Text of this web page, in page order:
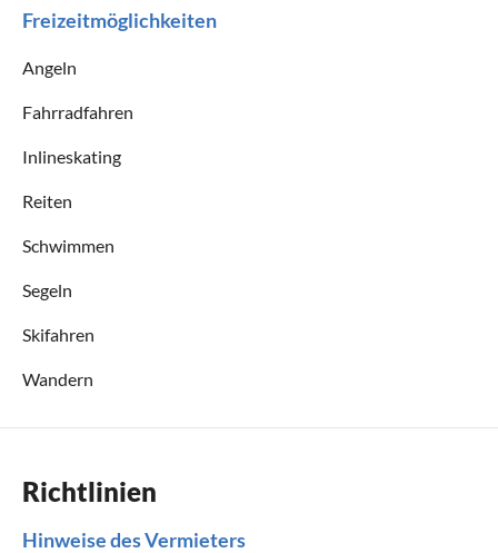
Freizeitmöglichkeiten
Angeln
Fahrradfahren
Inlineskating
Reiten
Schwimmen
Segeln
Skifahren
Wandern
Richtlinien
Hinweise des Vermieters